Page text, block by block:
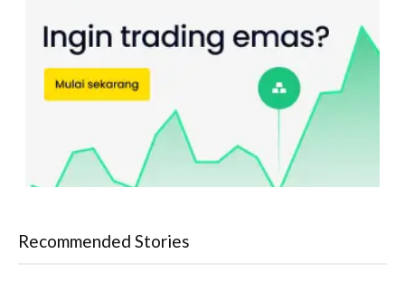
Recommended Stories